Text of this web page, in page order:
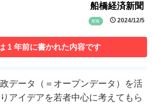
船橋経済新聞
船橋 2024/12/5
1 年前に書かれた内容です
データ（＝オープンデータ）を活
アイデアを若者中心に考えてもら